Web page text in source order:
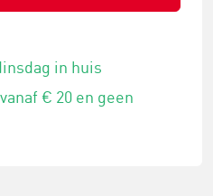
in huis
€ 20 en geen